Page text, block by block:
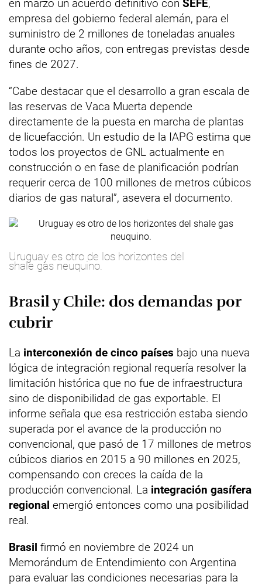
en marzo un acuerdo definitivo con SEFE,
empresa del gobierno federal alemán, para el
suministro de 2 millones de toneladas anuales
durante ocho años, con entregas previstas desde
fines de 2027.
“Cabe destacar que el desarrollo a gran escala de
las reservas de Vaca Muerta depende
directamente de la puesta en marcha de plantas
de licuefacción. Un estudio de la IAPG estima que
todos los proyectos de GNL actualmente en
construcción o en fase de planificación podrían
requerir cerca de 100 millones de metros cúbicos
diarios de gas natural”, asevera el documento.
Uruguay es otro de los horizontes del
shale gas neuquino.
Brasil y Chile: dos demandas por
cubrir
La interconexión de cinco países bajo una nueva
lógica de integración regional requería resolver la
limitación histórica que no fue de infraestructura
sino de disponibilidad de gas exportable. El
informe señala que esa restricción estaba siendo
superada por el avance de la producción no
convencional, que pasó de 17 millones de metros
cúbicos diarios en 2015 a 90 millones en 2025,
compensando con creces la caída de la
producción convencional. La integración gasífera
regional emergió entonces como una posibilidad
real.
Brasil firmó en noviembre de 2024 un
Memorándum de Entendimiento con Argentina
para evaluar las condiciones necesarias para la